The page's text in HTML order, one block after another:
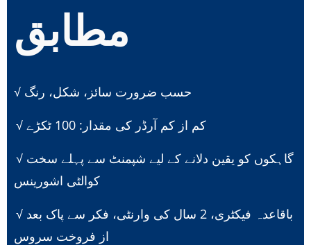
مطابق
√ حسب ضرورت سائز، شکل، رنگ
√ کم از کم آرڈر کی مقدار: 100 ٹکڑے
√ گاہکوں کو یقین دلانے کے لیے شپمنٹ سے پہلے سخت
کوالٹی اشورینس
√ باقاعدہ فیکٹری، 2 سال کی وارنٹی، فکر سے پاک بعد
از فروخت سروس